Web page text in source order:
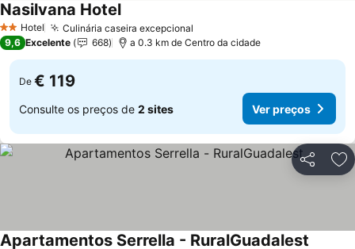
2 Estrelas
Hotel Culinária caseira excepcional
Nasilvana Hotel
9,6 Excelente 668 a 0.3 km de Centro da cidade
De € 119
Consulte os preços de 2 sites Ver preços
Partilhar
Apartamentos Serrella - RuralGuadalest